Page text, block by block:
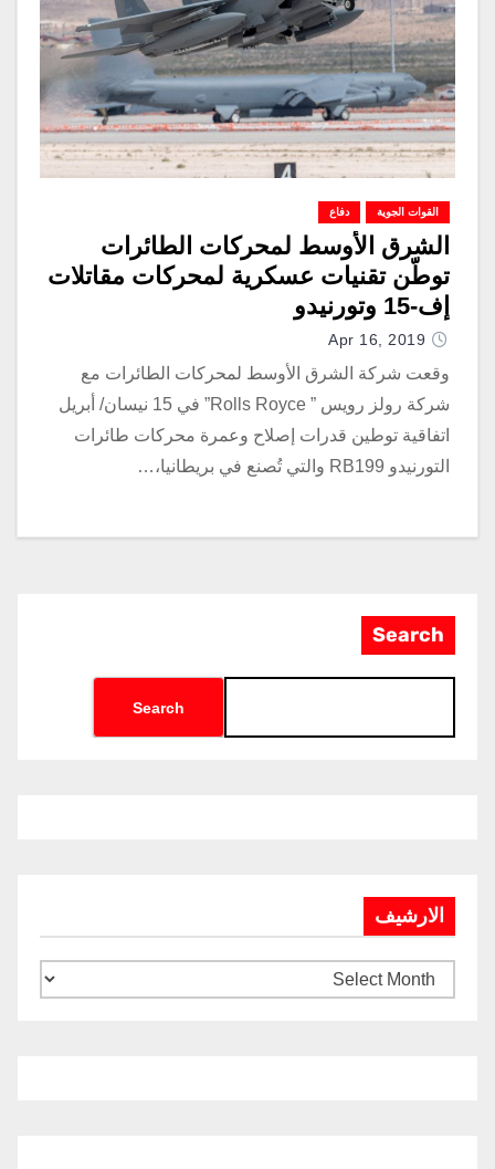
القوات الجوية دفاع
الشرق الأوسط لمحركات الطائرات
توطّن تقنيات عسكرية لمحركات مقاتلات
إف-15 وتورنيدو
Apr 16, 2019
وقعت شركة الشرق الأوسط لمحركات الطائرات مع
شركة رولز رويس ” Rolls Royce” في 15 نيسان/ أبريل
اتفاقية توطين قدرات إصلاح وعمرة محركات طائرات
التورنيدو RB199 والتي تُصنع في بريطانيا،…
Search
Search
الارشيف